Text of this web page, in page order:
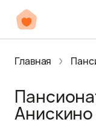
Главная
Анискино